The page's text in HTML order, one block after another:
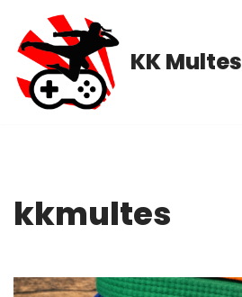
Pular
para
o
conteúdo
KK Multes
kkmultes